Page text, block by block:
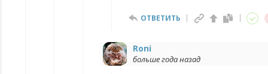
ОТВЕТИТЬ
Roni
больше года назад